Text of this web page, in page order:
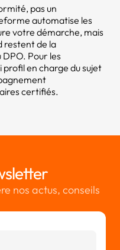
pas un
automatise les
votre démarche, mais
restent de la
Pour les
en charge du sujet
certifiés.
nos actus, conseils